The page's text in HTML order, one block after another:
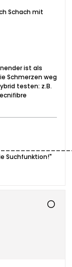
Schach mit
ist als
Schmerzen weg
testen: z.B.
Suchfunktion!"